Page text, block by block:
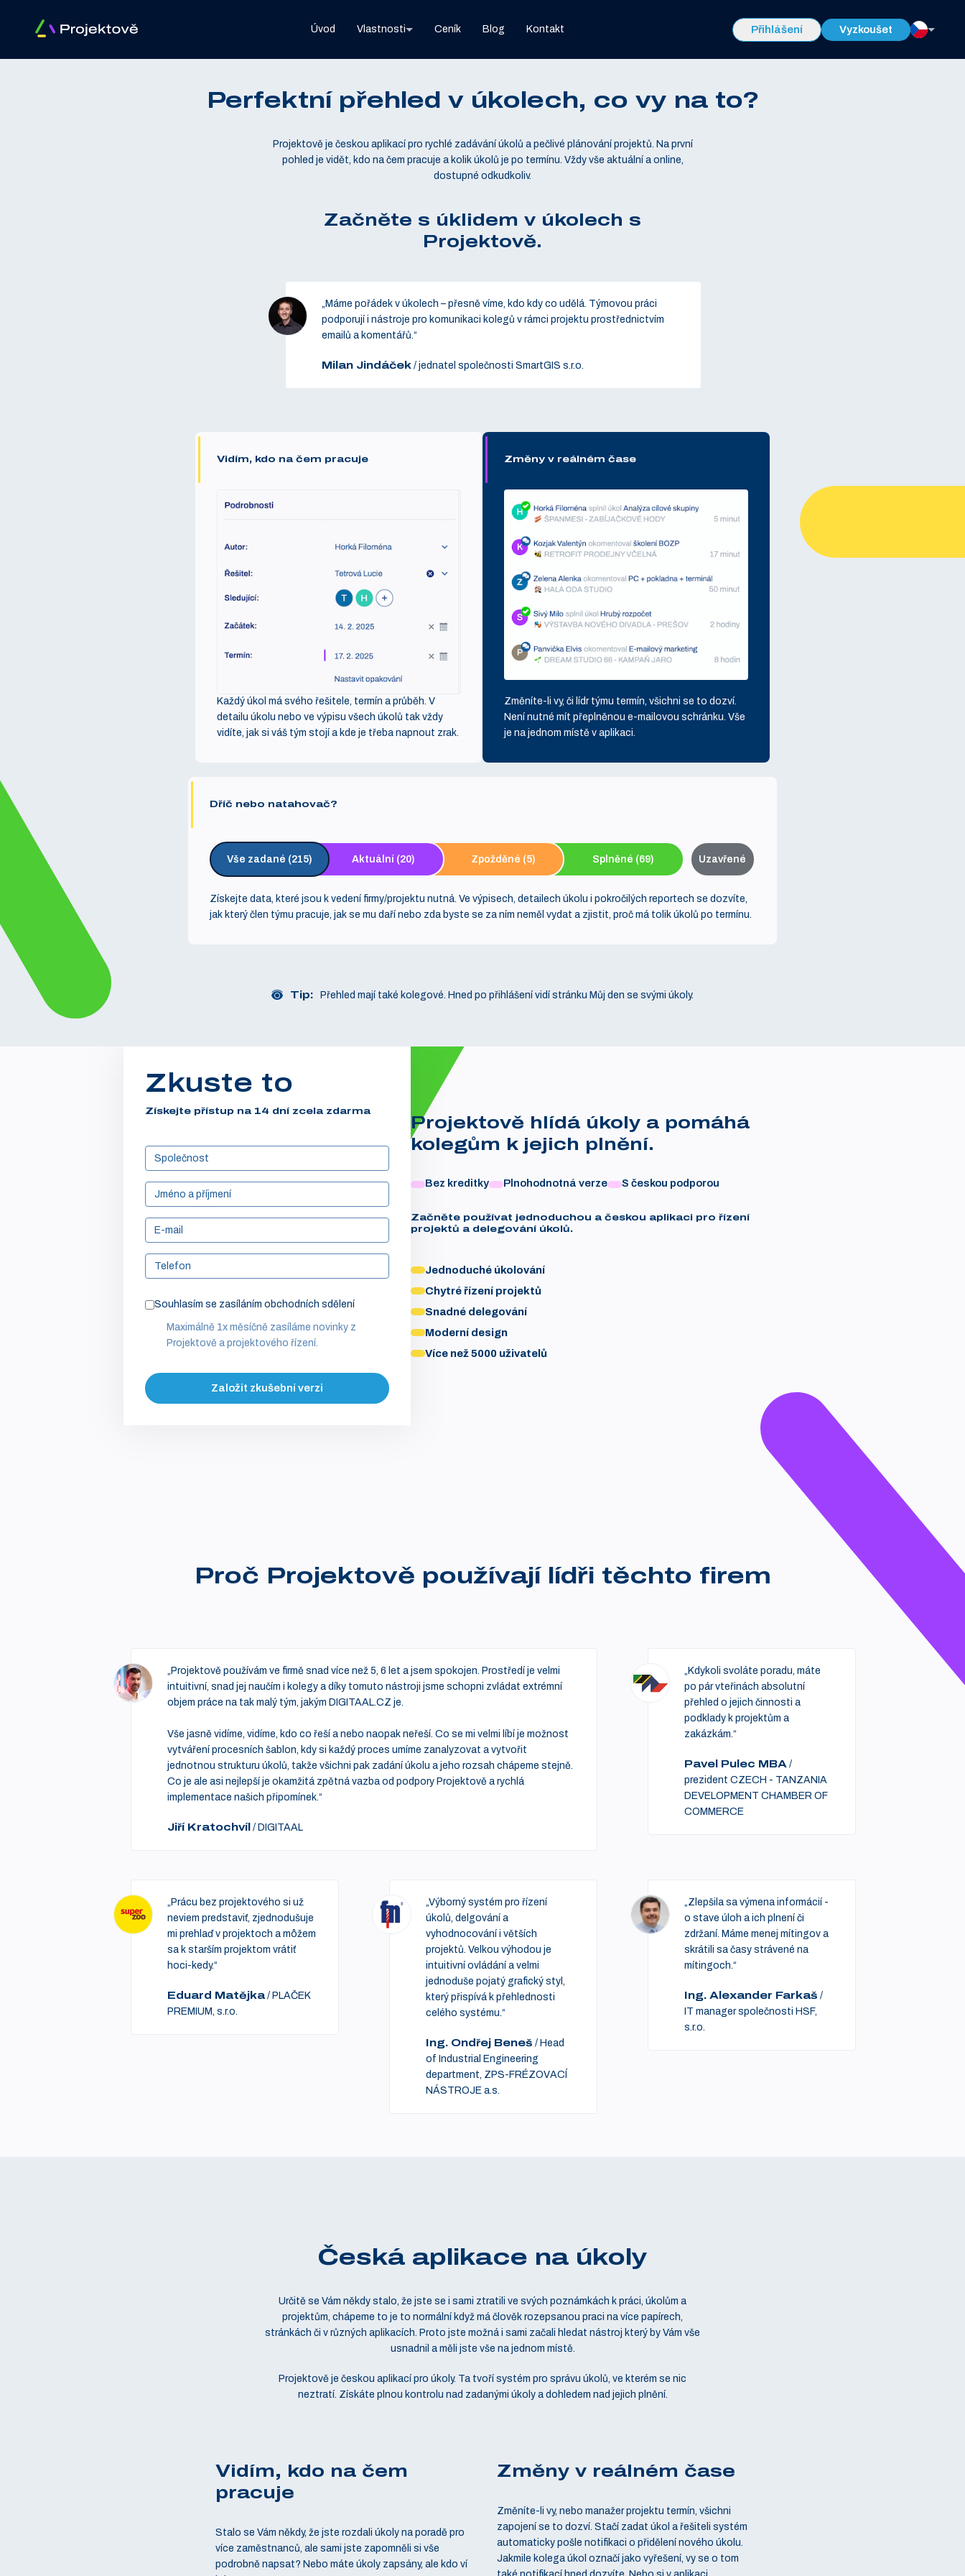
Úvod Vlastnosti Ceník Blog Kontakt Přihlášení Vyzkoušet
Perfektní přehled v úkolech, co vy na to?
Projektově je českou aplikací pro rychlé zadávání úkolů a pečlivé plánování projektů. Na první
pohled je vidět, kdo na čem pracuje a kolik úkolů je po termínu. Vždy vše aktuální a online,
dostupné odkudkoliv.
Začněte s úklidem v úkolech s
Projektově.
„Máme pořádek v úkolech – přesně víme, kdo kdy co udělá. Týmovou práci
podporují i nástroje pro komunikaci kolegů v rámci projektu prostřednictvím
emailů a komentářů.“
Milan Jindáček / jednatel společnosti SmartGIS s.r.o.
Vidím, kdo na čem pracuje
Každý úkol má svého řešitele, termín a průběh. V
detailu úkolu nebo ve výpisu všech úkolů tak vždy
vidíte, jak si váš tým stojí a kde je třeba napnout zrak.
Změny v reálném čase
Změníte-li vy, či lídr týmu termín, všichni se to dozví.
Není nutné mít přeplněnou e-mailovou schránku. Vše
je na jednom místě v aplikaci.
Dříč nebo natahovač?
Vše zadané (215) Aktuální (20) Zpožděné (5) Splněné (69) Uzavřené
Získejte data, které jsou k vedení firmy/projektu nutná. Ve výpisech, detailech úkolu i pokročilých reportech se dozvíte,
jak který člen týmu pracuje, jak se mu daří nebo zda byste se za ním neměl vydat a zjistit, proč má tolik úkolů po termínu.
Tip: Přehled mají také kolegové. Hned po přihlášení vidí stránku Můj den se svými úkoly.
Zkuste to
Získejte přístup na 14 dní zcela zdarma
Souhlasím se zasíláním obchodních sdělení
Maximálně 1x měsíčně zasíláme novinky z
Projektově a projektového řízení.
Založit zkušební verzi
Projektově hlídá úkoly a pomáhá
kolegům k jejich plnění.
Bez kreditky Plnohodnotná verze S českou podporou
Začněte používat jednoduchou a českou aplikaci pro řízení
projektů a delegování úkolů.
Jednoduché úkolování
Chytré řízení projektů
Snadné delegování
Moderní design
Více než 5000 uživatelů
Proč Projektově používají lídři těchto firem
„Projektově používám ve firmě snad více než 5, 6 let a jsem spokojen. Prostředí je velmi
intuitivní, snad jej naučím i kolegy a díky tomuto nástroji jsme schopni zvládat extrémní
objem práce na tak malý tým, jakým DIGITAAL.CZ je.
Vše jasně vidíme, vidíme, kdo co řeší a nebo naopak neřeší. Co se mi velmi líbí je možnost
vytváření procesních šablon, kdy si každý proces umíme zanalyzovat a vytvořit
jednotnou strukturu úkolů, takže všichni pak zadání úkolu a jeho rozsah chápeme stejně.
Co je ale asi nejlepší je okamžitá zpětná vazba od podpory Projektově a rychlá
implementace našich připomínek.“
Jiří Kratochvíl / DIGITAAL
„Kdykoli svoláte poradu, máte
po pár vteřinách absolutní
přehled o jejich činnosti a
podklady k projektům a
zakázkám.“
Pavel Pulec MBA /
prezident CZECH - TANZANIA
DEVELOPMENT CHAMBER OF
COMMERCE
„Prácu bez projektového si už
neviem predstaviť, zjednodušuje
mi prehlaď v projektoch a môžem
sa k starším projektom vrátiť
hoci-kedy.“
Eduard Matějka/ PLAČEK
PREMIUM, s.r.o.
„Výborný systém pro řízení
úkolů, delgování a
vyhodnocování i větších
projektů. Velkou výhodou je
intuitivní ovládání a velmi
jednoduše pojatý grafický styl,
který přispívá k přehlednosti
celého systému.“
Ing. Ondřej Beneš / Head
of Industrial Engineering
department, ZPS-FRÉZOVACÍ
NÁSTROJE a.s.
„Zlepšila sa výmena informácií -
o stave úloh a ich plnení či
zdržaní. Máme menej mítingov a
skrátili sa časy strávené na
mítingoch.“
Ing. Alexander Farkaš /
IT manager společnosti HSF,
s.r.o.
Česká aplikace na úkoly
Určitě se Vám někdy stalo, že jste se i sami ztratili ve svých poznámkách k práci, úkolům a
projektům, chápeme to je to normální když má člověk rozepsanou praci na více papírech,
stránkách či v různých aplikacích. Proto jste možná i sami začali hledat nástroj který by Vám vše
usnadnil a měli jste vše na jednom místě.
Projektově je českou aplikací pro úkoly. Ta tvoří systém pro správu úkolů, ve kterém se nic
neztratí. Získáte plnou kontrolu nad zadanými úkoly a dohledem nad jejich plnění.
Vidím, kdo na čem
pracuje
Stalo se Vám někdy, že jste rozdali úkoly na poradě pro
více zaměstnanců, ale sami jste zapomněli si vše
podrobně napsat? Nebo máte úkoly zapsány, ale kdo ví
Změny v reálném čase
Změníte-li vy, nebo manažer projektu termín, všichni
zapojení se to dozví. Stačí zadat úkol a řešiteli systém
automaticky pošle notifikaci o přidělení nového úkolu.
Jakmile kolega úkol označí jako vyřešení, vy se o tom